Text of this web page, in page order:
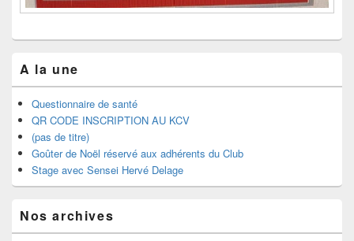
A la une
Questionnaire de santé
QR CODE INSCRIPTION AU KCV
(pas de titre)
Goûter de Noël réservé aux adhérents du Club
Stage avec Sensei Hervé Delage
Nos archives